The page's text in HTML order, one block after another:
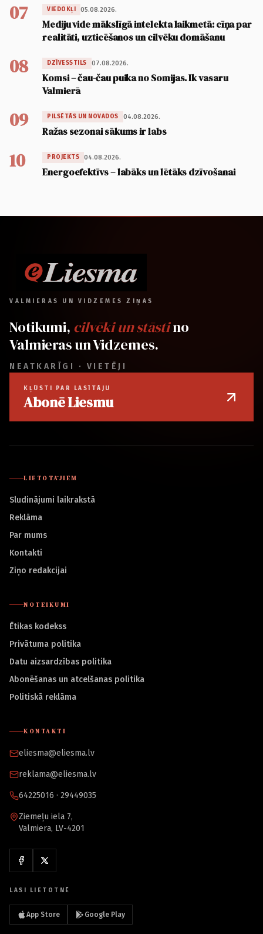
07 VIEDOKĻI 05.08.2026.
Mediju vide mākslīgā intelekta laikmetā: cīņa par
realitāti, uzticēšanos un cilvēku domāšanu
08 DZĪVESSTILS 07.08.2026.
Komsi – čau-čau puika no Somijas. Ik vasaru
Valmierā
09 PILSĒTĀS UN NOVADOS 04.08.2026.
Ražas sezonai sākums ir labs
10 PROJEKTS 04.08.2026.
Energoefektīvs – labāks un lētāks dzīvošanai
VALMIERAS UN VIDZEMES ZIŅAS
Notikumi, cilvēki un stāstino
Valmieras un Vidzemes.
NEATKARĪGI · VIETĒJI
KĻŪSTI PAR LASĪTĀJU
Abonē Liesmu
LIETOTĀJIEM
Sludinājumi laikrakstā
Reklāma
Par mums
Kontakti
Ziņo redakcijai
NOTEIKUMI
Ētikas kodekss
Privātuma politika
Datu aizsardzības politika
Abonēšanas un atcelšanas politika
Politiskā reklāma
KONTAKTI
eliesma@eliesma.lv
reklama@eliesma.lv
64225016 · 29449035
Ziemeļu iela 7,
Valmiera, LV-4201
LASI LIETOTNĒ
App Store Google Play